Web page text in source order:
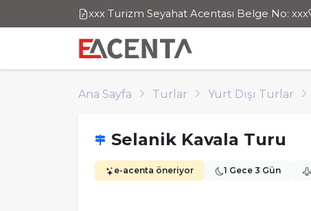
xxx Turizm Seyahat Acentası Belge No: xxx
Ana Sayfa Turlar Yurt Dışı Turlar
Selanik Kavala Turu
e-acenta öneriyor 1 Gece 3 Gün